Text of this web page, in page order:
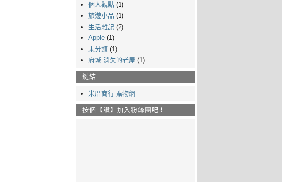
個人觀點 (1)
旅遊小品 (1)
生活雜記 (2)
Apple (1)
未分類 (1)
府城 消失的老屋 (1)
鏈結
米厝商行 購物網
按個【讚】加入粉絲團吧！